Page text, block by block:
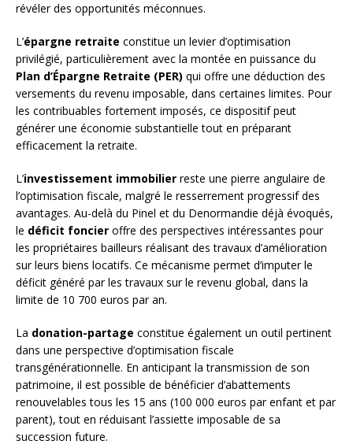
révéler des opportunités méconnues.
L’épargne retraite constitue un levier d’optimisation
privilégié, particulièrement avec la montée en puissance du
Plan d’Épargne Retraite (PER) qui offre une déduction des
versements du revenu imposable, dans certaines limites. Pour
les contribuables fortement imposés, ce dispositif peut
générer une économie substantielle tout en préparant
efficacement la retraite.
L’investissement immobilier reste une pierre angulaire de
l’optimisation fiscale, malgré le resserrement progressif des
avantages. Au-delà du Pinel et du Denormandie déjà évoqués,
le déficit foncier offre des perspectives intéressantes pour
les propriétaires bailleurs réalisant des travaux d’amélioration
sur leurs biens locatifs. Ce mécanisme permet d’imputer le
déficit généré par les travaux sur le revenu global, dans la
limite de 10 700 euros par an.
La donation-partage constitue également un outil pertinent
dans une perspective d’optimisation fiscale
transgénérationnelle. En anticipant la transmission de son
patrimoine, il est possible de bénéficier d’abattements
renouvelables tous les 15 ans (100 000 euros par enfant et par
parent), tout en réduisant l’assiette imposable de sa
succession future.